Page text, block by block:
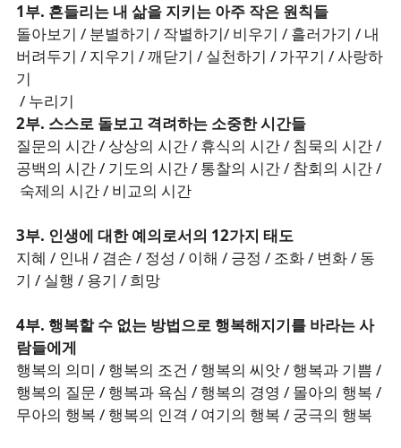
1부. 흔들리는 내 삶을 지키는 아주 작은 원칙들
돌아보기 / 분별하기 / 작별하기/ 비우기 / 흘러가기 / 내
버려두기 / 지우기 / 깨닫기 / 실천하기 / 가꾸기 / 사랑하
기
/ 누리기
2부. 스스로 돌보고 격려하는 소중한 시간들
질문의 시간 / 상상의 시간 / 휴식의 시간 / 침묵의 시간 /
공백의 시간 / 기도의 시간 / 통찰의 시간 / 참회의 시간 /
숙제의 시간 / 비교의 시간
3부. 인생에 대한 예의로서의 12가지 태도
지혜 / 인내 / 겸손 / 정성 / 이해 / 긍정 / 조화 / 변화 / 동
기 / 실행 / 용기 / 희망
4부. 행복할 수 없는 방법으로 행복해지기를 바라는 사
람들에게
행복의 의미 / 행복의 조건 / 행복의 씨앗 / 행복과 기쁨 /
행복의 질문 / 행복과 욕심 / 행복의 경영 / 몰아의 행복 /
무아의 행복 / 행복의 인격 / 여기의 행복 / 궁극의 행복